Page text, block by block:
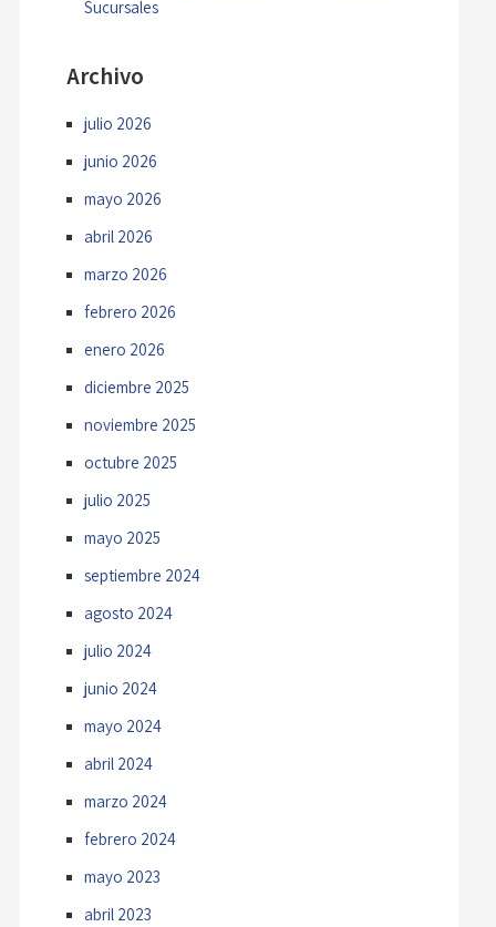
Sucursales
Archivo
julio 2026
junio 2026
mayo 2026
abril 2026
marzo 2026
febrero 2026
enero 2026
diciembre 2025
noviembre 2025
octubre 2025
julio 2025
mayo 2025
septiembre 2024
agosto 2024
julio 2024
junio 2024
mayo 2024
abril 2024
marzo 2024
febrero 2024
mayo 2023
abril 2023